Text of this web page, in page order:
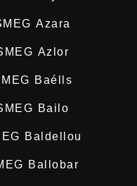
Azara
Azlor
Baélls
Bailo
Baldellou
Ballobar